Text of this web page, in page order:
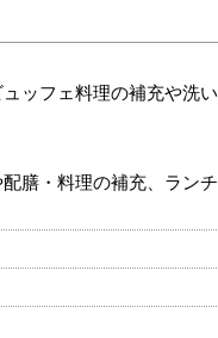
ッフェ料理の補充や洗い
膳・料理の補充、ランチ